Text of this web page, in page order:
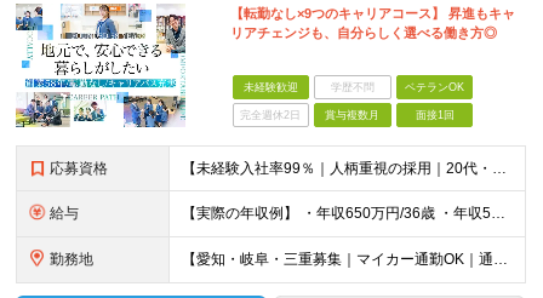
【転勤なし×9つのキャリアコース】 昇進もキャ
リアチェンジも、自分らしく選べる働き方◎
未経験歓迎 学歴不問 ベテランOK
完全週休2日 賞与複数月 面接1回
応募資格 【未経験入社率99％｜人柄重視の採用｜20代・30代活躍中】 ◆未経験OK ◆高卒以上 ◎第二新卒/U・Iターン歓迎 ◎人柄重視の採用 ＼＼こんな方はぜひご応募ください／／ □年齢や社歴に関係なくフ
給与 【実際の年収例】 ・年収650万円/36歳 ・年収580万円/30歳 ・年収450万円/25歳 【各種手当】 ・資格取得支援・手当（最大月3万円） ・スマホの購入割引き（資格取得者） ・住宅手当（家
勤務地 【愛知・岐阜・三重募集｜マイカー通勤OK｜通勤1時間圏内に配属予定】 ◎ご自宅から1時間以内を目安に、通勤しやすいエリアの店舗へ配属します 【愛知県】 ◆名古屋市内 名古屋市瑞穂区・名古屋市西区 ◆